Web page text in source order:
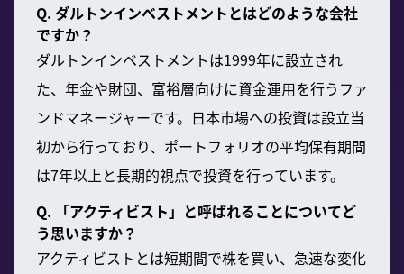
Q. ダルトンインベストメントとはどのような会社
ですか？
ダルトンインベストメントは1999年に設立され
た、年金や財団、富裕層向けに資金運用を行うファ
ンドマネージャーです。日本市場への投資は設立当
初から行っており、ポートフォリオの平均保有期間
は7年以上と長期的視点で投資を行っています。
Q. 「アクティビスト」と呼ばれることについてど
う思いますか？
アクティビストとは短期間で株を買い、急速な変化